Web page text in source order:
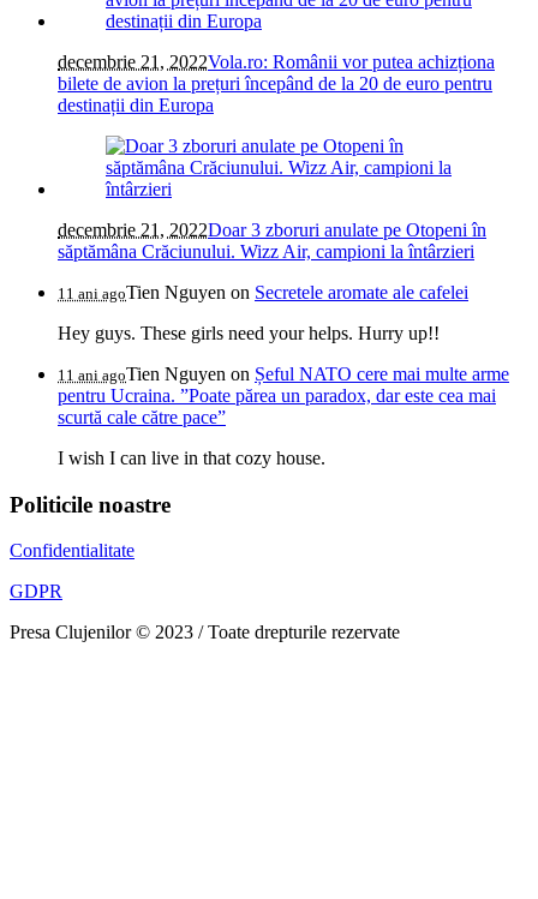
decembrie 21, 2022Vola.ro: Românii vor putea achizționa
bilete de avion la prețuri începând de la 20 de euro pentru
destinații din Europa
decembrie 21, 2022Doar 3 zboruri anulate pe Otopeni în
săptămâna Crăciunului. Wizz Air, campioni la întârzieri
11 ani agoTien Nguyen on Secretele aromate ale cafelei
Hey guys. These girls need your helps. Hurry up!!
11 ani agoTien Nguyen on Șeful NATO cere mai multe arme
pentru Ucraina. ”Poate părea un paradox, dar este cea mai
scurtă cale către pace”
I wish I can live in that cozy house.
Politicile noastre
Confidentialitate
GDPR
Presa Clujenilor © 2023 / Toate drepturile rezervate